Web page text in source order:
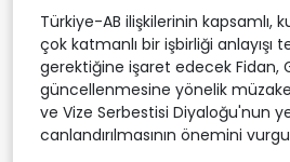
Türkiye-AB ilişkilerinin kapsamlı,
çok katmanlı bir işbirliği anlayışı
gerektiğine işaret edecek Fidan,
güncellenmesine yönelik
ve Vize Serbestisi Diyaloğu'nun
canlandırılmasının önemini